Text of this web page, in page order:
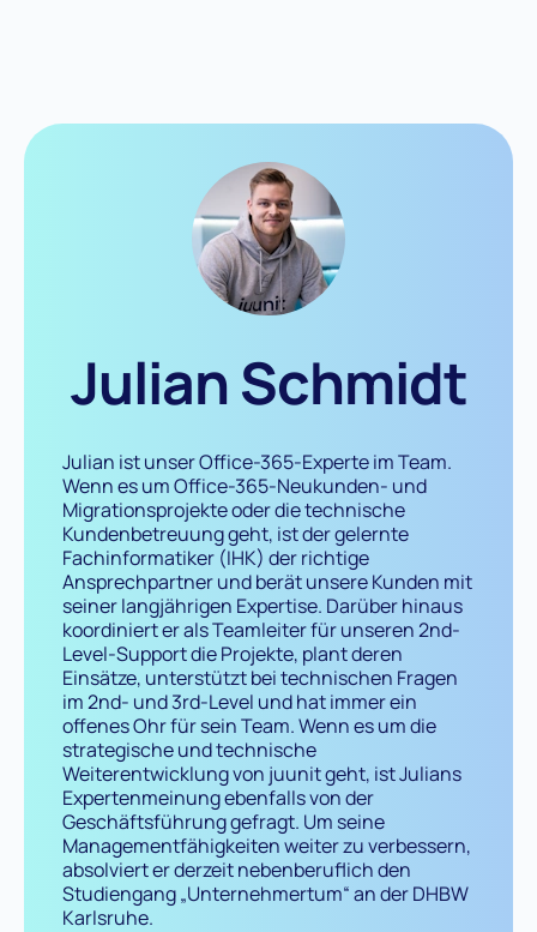
Julian Schmidt
Julian ist unser Office-365-Experte im Team.
Wenn es um Office-365-Neukunden- und
Migrationsprojekte oder die technische
Kundenbetreuung geht, ist der gelernte
Fachinformatiker (IHK) der richtige
Ansprechpartner und berät unsere Kunden mit
seiner langjährigen Expertise. Darüber hinaus
koordiniert er als Teamleiter für unseren 2nd-
Level-Support die Projekte, plant deren
Einsätze, unterstützt bei technischen Fragen
im 2nd- und 3rd-Level und hat immer ein
offenes Ohr für sein Team. Wenn es um die
strategische und technische
Weiterentwicklung von juunit geht, ist Julians
Expertenmeinung ebenfalls von der
Geschäftsführung gefragt. Um seine
Managementfähigkeiten weiter zu verbessern,
absolviert er derzeit nebenberuflich den
Studiengang „Unternehmertum“ an der DHBW
Karlsruhe.